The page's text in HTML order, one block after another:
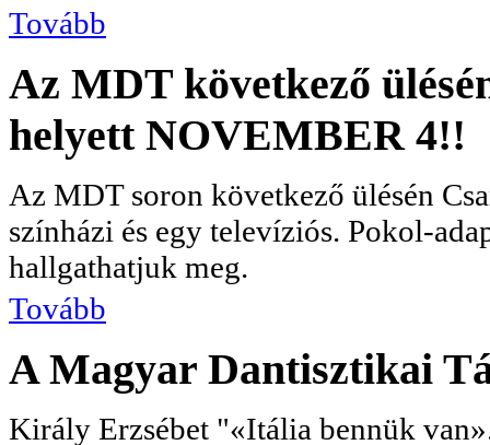
Tovább
Az MDT következő
helyett NOVEMBER 4!!
Az MDT soron következő ülésén
színházi és egy televíziós. Pokol-
hallgathatjuk meg.
Tovább
A Magyar Dantisztikai
Király Erzsébet "«Itália bennük